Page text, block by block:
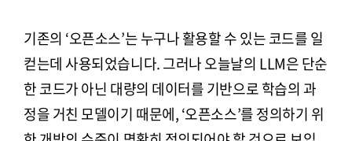
기존의 ‘오픈소스’는 누구나 활용할 수 있는 코드를 일
컫는데 사용되었습니다. 그러나 오늘날의 LLM은 단순
한 코드가 아닌 대량의 데이터를 기반으로 학습의 과
정을 거친 모델이기 때문에, ‘오픈소스’를 정의하기 위